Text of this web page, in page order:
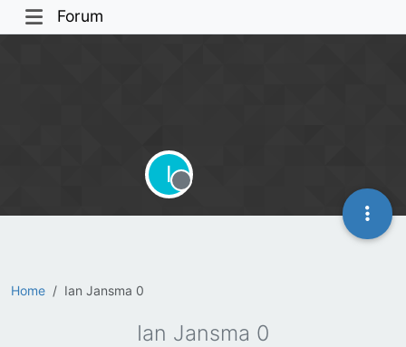
Forum
Home Ian Jansma 0
I
Offline
Ian Jansma 0